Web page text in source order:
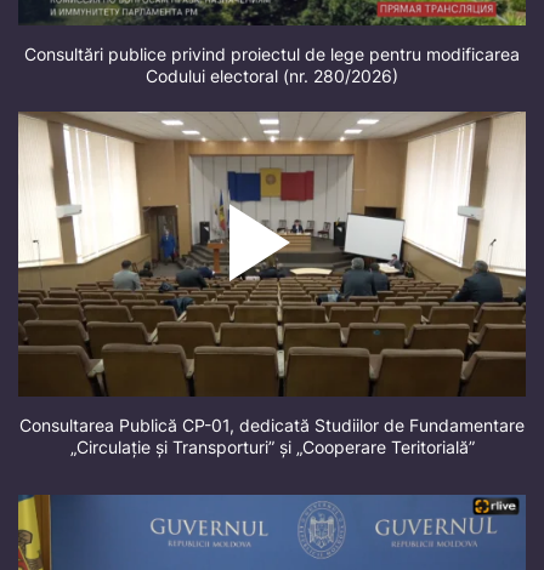
Consultări publice privind proiectul de lege pentru modificarea
Codului electoral (nr. 280/2026)
Consultarea Publică CP-01, dedicată Studiilor de Fundamentare
„Circulație și Transporturi” și „Cooperare Teritorială”